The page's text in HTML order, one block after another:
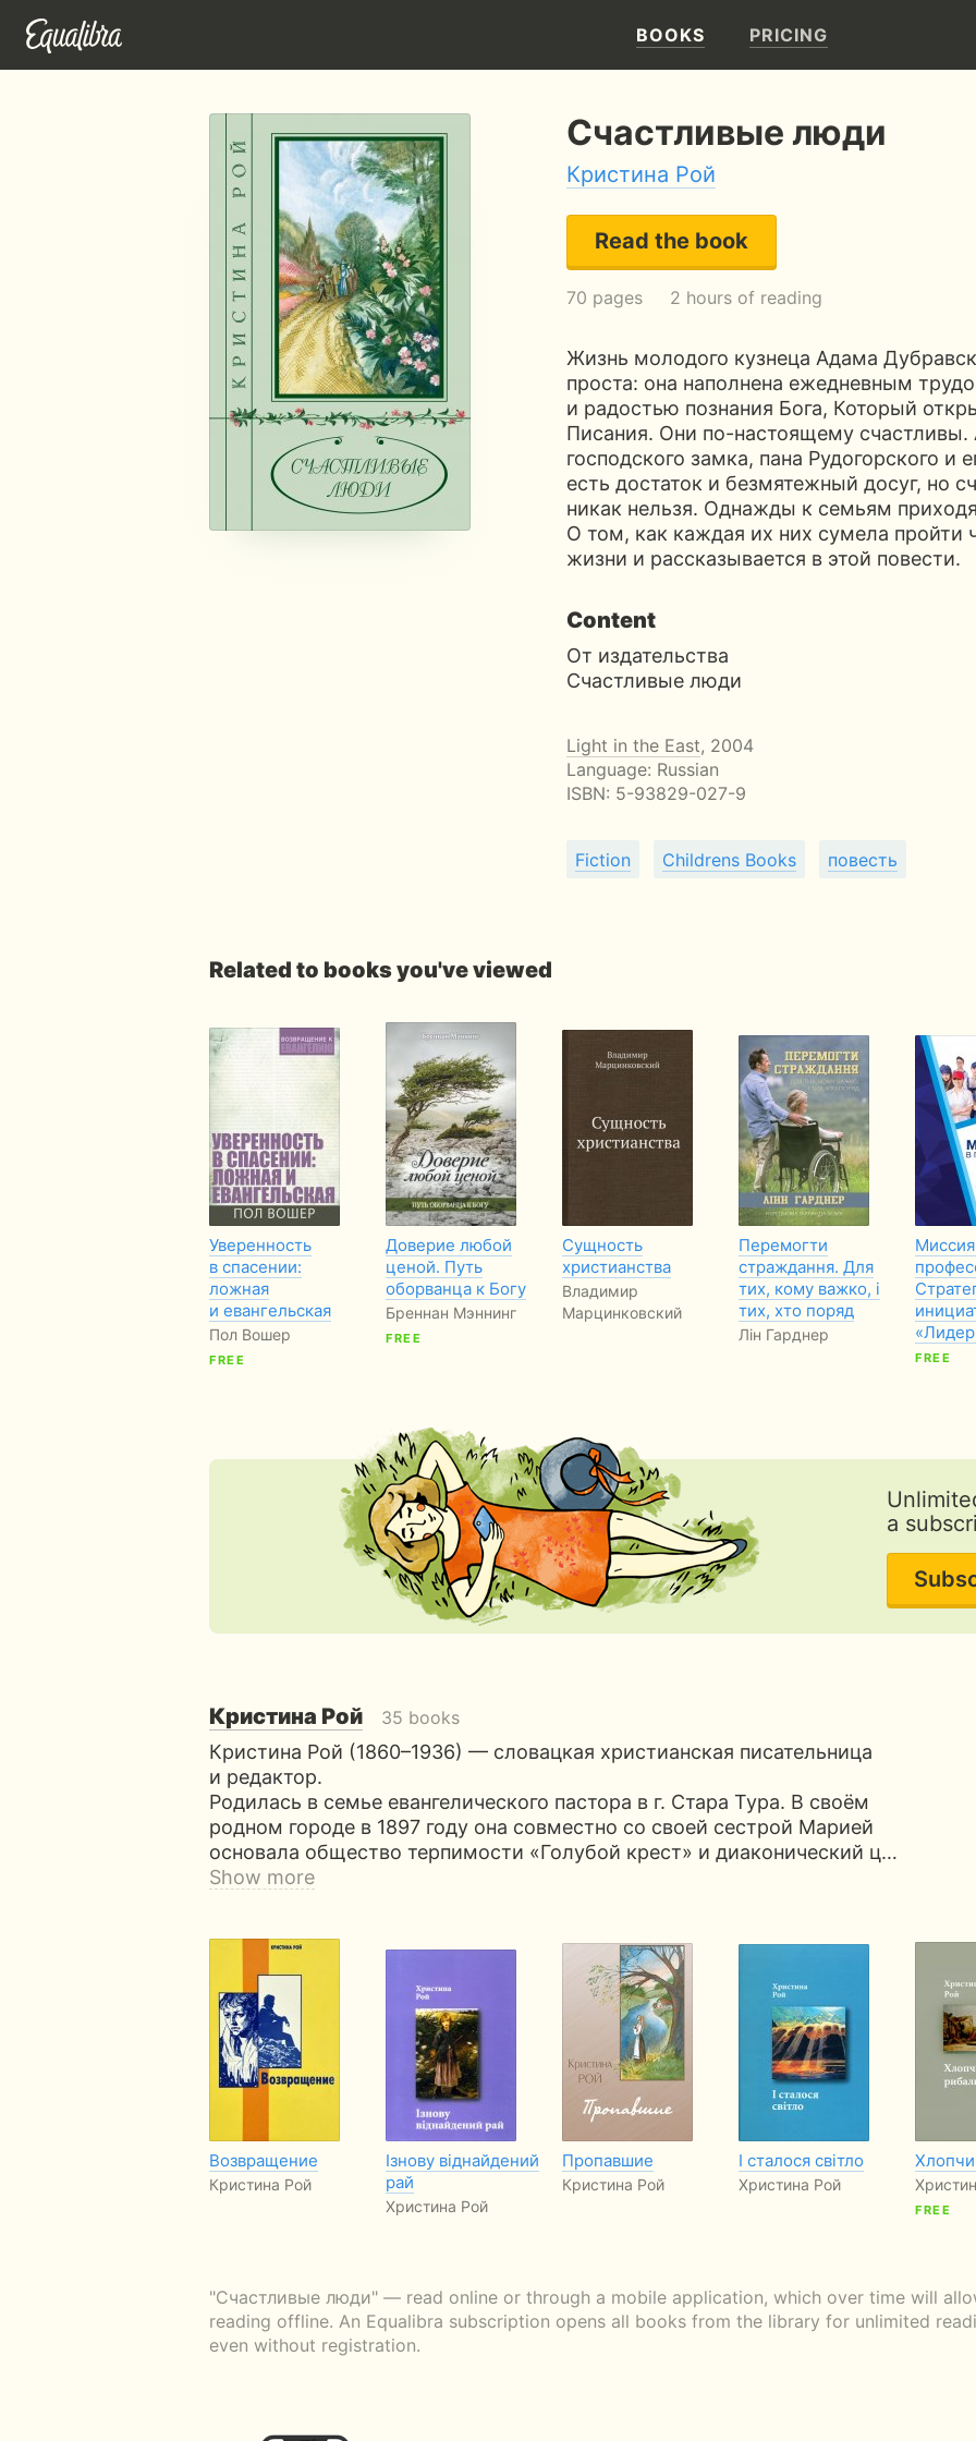
BOOKS PRICING
Счастливые люди
Кристина Рой
Read the book
70 pages 2 hours of reading
Жизнь молодого кузнеца Адама
проста: она наполнена ежедневным
и радостью познания Бога, Который
Писания. Они по-настоящему счастливы.
господского замка, пана Рудогорского и
есть достаток и безмятежный досуг, но
никак нельзя. Однажды к семьям
О том, как каждая их них сумела пройти
жизни и рассказывается в этой повести.
Content
От издательства
Счастливые люди
Light in the East, 2004
Language: Russian
ISBN: 5-93829-027-9
Fiction Childrens Books повесть
Related to books you've viewed
Уверенность
в спасении:
ложная
и евангельская
Пол Вошер
FREE
Доверие любой
ценой. Путь
оборванца к Богу
Бреннан Мэннинг
FREE
Сущность
христианства
Владимир
Марцинковский
Перемогти
страждання. Для
тих, кому важко, і
тих, хто поряд
Лін Гарднер
FREE
a
Кристина Рой 35 books
Кристина Рой (1860–1936) — словацкая христианская писательница
и редактор.
Родилась в семье евангелического пастора в г. Стара Тура. В своём
родном городе в 1897 году она совместно со своей сестрой Марией
основала общество терпимости «Голубой крест» и диаконический ц…
Show more
Возвращение
Кристина Рой
Ізнову віднайдений
рай
Христина Рой
Пропавшие
Кристина Рой
І сталося світло
Христина Рой
FREE
"Счастливые люди" — read online or through a mobile application, which over time will
reading offline. An Equalibra subscription opens all books from the library for unlimited
even without registration.